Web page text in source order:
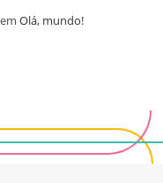
em Olá, mundo!